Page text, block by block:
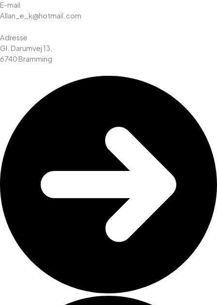
E-mail
Allan_e_k@hotmail.com
Adresse
Gl. Darumvej 13,
6740 Bramming